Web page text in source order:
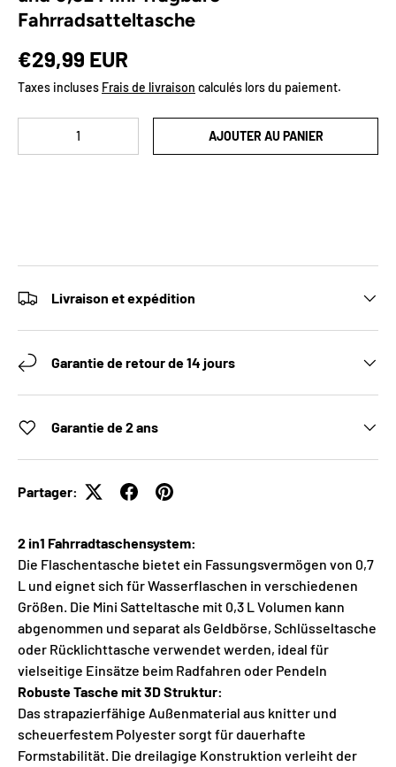
Fahrradsatteltasche
Prix habituel
€29,99 EUR
Taxes incluses Frais de livraison calculés lors du paiement.
AJOUTER AU PANIER
Livraison et expédition
Garantie de retour de 14 jours
Garantie de 2 ans
Partager:
2 in1 Fahrradtaschensystem:
Die Flaschentasche bietet ein Fassungsvermögen von 0,7
L und eignet sich für Wasserflaschen in verschiedenen
Größen. Die Mini Satteltasche mit 0,3 L Volumen kann
abgenommen und separat als Geldbörse, Schlüsseltasche
oder Rücklichttasche verwendet werden, ideal für
vielseitige Einsätze beim Radfahren oder Pendeln
Robuste Tasche mit 3D Struktur:
Das strapazierfähige Außenmaterial aus knitter und
scheuerfestem Polyester sorgt für dauerhafte
Formstabilität. Die dreilagige Konstruktion verleiht der